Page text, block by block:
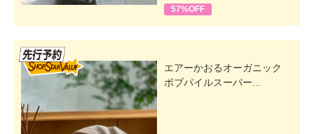
57%OFF
エアーかおるオーガニック
ボブパイルスーパー...